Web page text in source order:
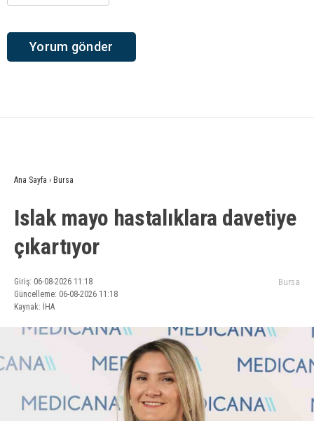
Ana Sayfa › Bursa
Islak mayo hastalıklara davetiye
çıkartıyor
Giriş: 06-08-2026 11:18
Güncelleme: 06-08-2026 11:18
Kaynak: İHA
Bursa